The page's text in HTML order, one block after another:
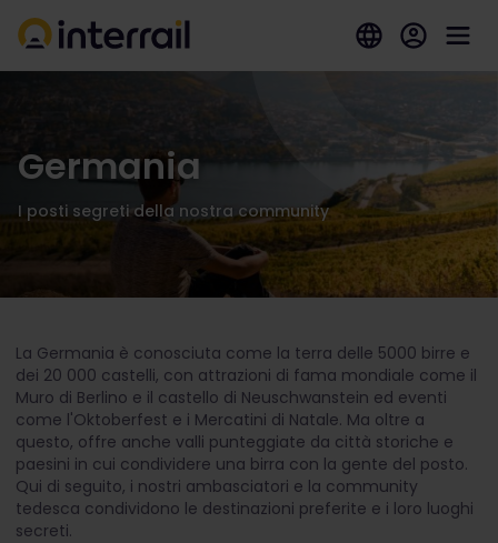
Germania
I posti segreti della nostra community
La Germania è conosciuta come la terra delle 5000 birre e
dei 20 000 castelli, con attrazioni di fama mondiale come il
Muro di Berlino e il castello di Neuschwanstein ed eventi
come l'Oktoberfest e i Mercatini di Natale. Ma oltre a
questo, offre anche valli punteggiate da città storiche e
paesini in cui condividere una birra con la gente del posto.
Qui di seguito, i nostri ambasciatori e la community
tedesca condividono le destinazioni preferite e i loro luoghi
secreti.